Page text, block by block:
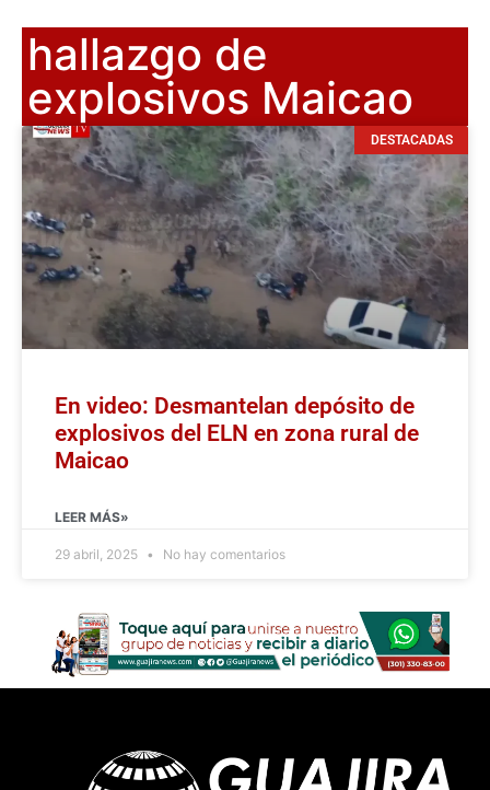
hallazgo de
explosivos Maicao
DESTACADAS
En video: Desmantelan depósito de
explosivos del ELN en zona rural de
Maicao
LEER MÁS»
29 abril, 2025 No hay comentarios